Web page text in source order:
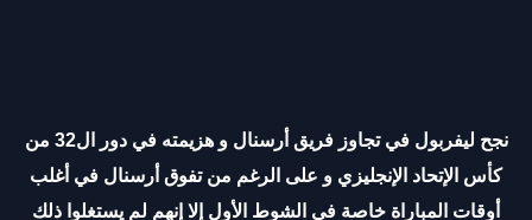
نجح ليفربول في تجاوز فريق أرسنال و هزيمته في دور ال32 من
كأس الإتحاد الإنجليزي و على الرغم من تفوق أرسنال في أغلب
أوقات المباراة خاصة في الشوط الأول إلا إنهم لم يستغلوا ذلك